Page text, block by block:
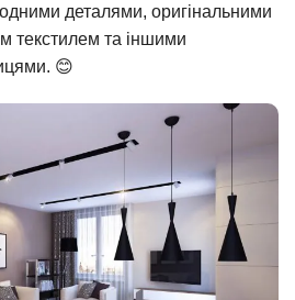
деталями, оригінальними
текстилем та іншими
😊